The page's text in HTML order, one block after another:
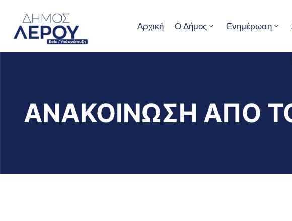
Αρχική Ο Δήμος Ενημέρωση
ΑΝΑΚΟΙΝΩΣΗ ΑΠΟ